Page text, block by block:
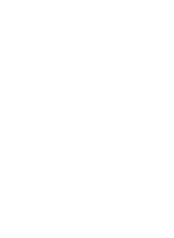
راه اندازی سرور